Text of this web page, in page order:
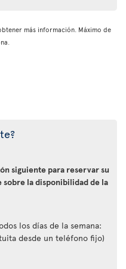
más información. Máximo de
siguiente para reservar su
la disponibilidad de la
los días de la semana:
desde un teléfono fijo)